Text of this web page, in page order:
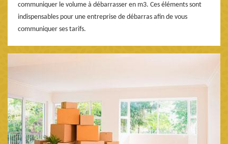
communiquer le volume à débarrasser en m3. Ces éléments sont
indispensables pour une entreprise de débarras afin de vous
communiquer ses tarifs.